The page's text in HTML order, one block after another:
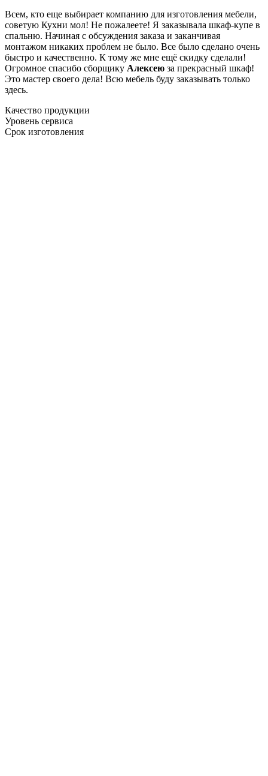
Всем, кто еще выбирает компанию для изготовления мебели,
советую Кухни мол! Не пожалеете! Я заказывала шкаф-купе в
спальню. Начиная с обсуждения заказа и заканчивая
монтажом никаких проблем не было. Все было сделано очень
быстро и качественно. К тому же мне ещё скидку сделали!
Огромное спасибо сборщику Алексею за прекрасный шкаф!
Это мастер своего дела! Всю мебель буду заказывать только
здесь.
Качество продукции
Уровень сервиса
Срок изготовления